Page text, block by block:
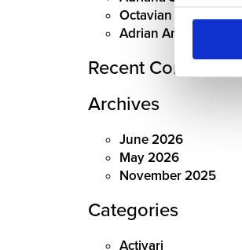
Octavian Gheorghe
Adrian Anghel
Recent Comments
Archives
June 2026
May 2026
November 2025
Categories
Activari